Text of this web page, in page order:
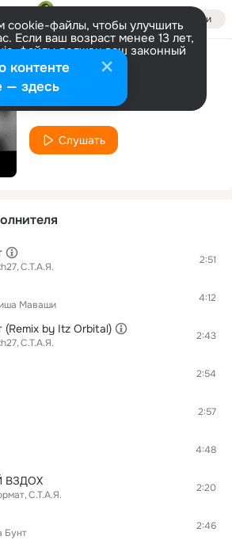
Войти
cookie-файлы, чтобы улучшить
Если ваш возраст менее 13 лет,
файлы должен ваш законный
Больше информации
Настроить
Не уходи
С.Т.А.Я.
Слушать
С.Т.А.Я.
2:51
Маваши
4:12
by Itz Orbital)
С.Т.А.Я.
2:43
2:54
2:57
4:48
ВЗДОХ
С.Т.А.Я.
2:20
Бунт
2:46
контенте
— здесь